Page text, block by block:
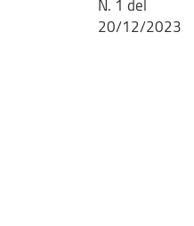
N. 1 del
20/12/2023